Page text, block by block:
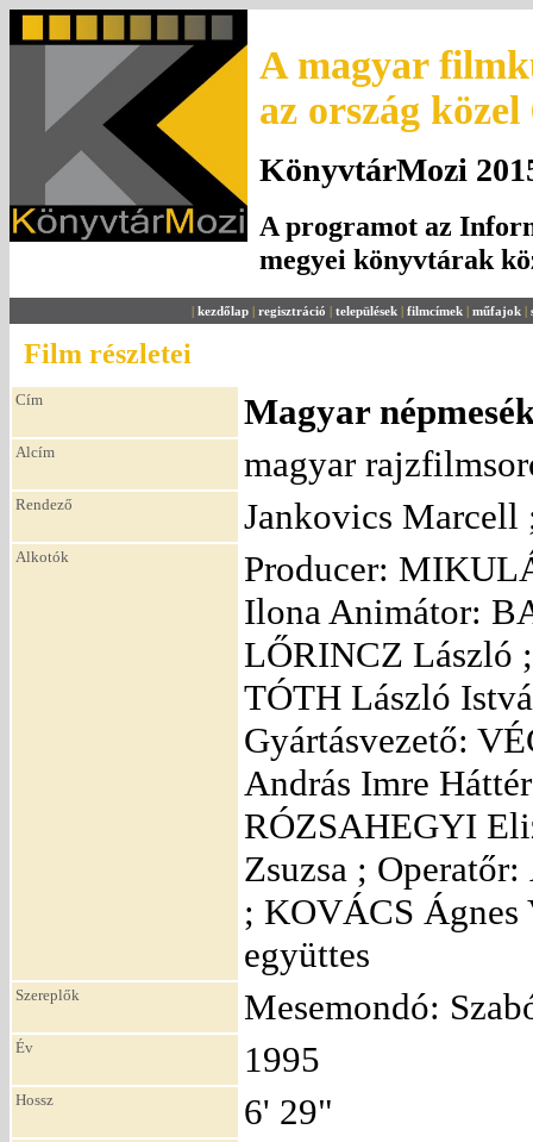
A magyar
az ország
KönyvtárMozi
A programot az
megyei könyvtárak
| kezdőlap | regisztráció | települések | filmcímek | műfajok |
Film részletei
Cím Magyar
Alcím magyar
Rendező Jankovics Marcell
Alkotók
Producer:
Ilona Animátor:
LŐRINCZ László
TÓTH László
Gyártásvezető:
András Imre
RÓZSAHEGYI
Zsuzsa ;
; KOVÁCS Ágnes
együttes
Szereplők Mesemondó:
Év 1995
Hossz 6' 29"